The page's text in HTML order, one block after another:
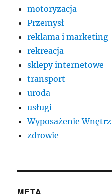
motoryzacja
Przemysł
reklama i marketing
rekreacja
sklepy internetowe
transport
uroda
usługi
Wyposażenie Wnętrz
zdrowie
META